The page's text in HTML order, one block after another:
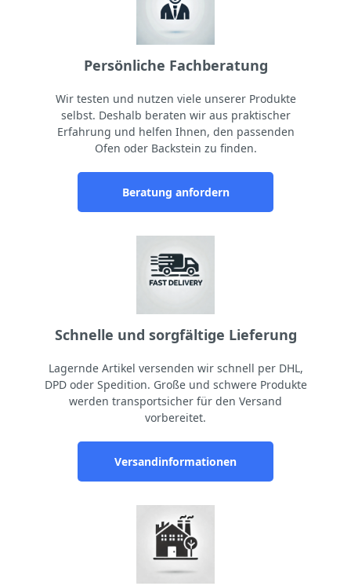
Persönliche Fachberatung
Wir testen und nutzen viele unserer Produkte
selbst. Deshalb beraten wir aus praktischer
Erfahrung und helfen Ihnen, den passenden
Ofen oder Backstein zu finden.
Beratung anfordern
Schnelle und sorgfältige Lieferung
Lagernde Artikel versenden wir schnell per DHL,
DPD oder Spedition. Große und schwere Produkte
werden transportsicher für den Versand
vorbereitet.
Versandinformationen